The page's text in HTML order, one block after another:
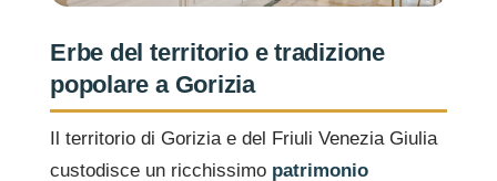
Erbe del territorio e tradizione
popolare a Gorizia
Il territorio di Gorizia e del Friuli Venezia Giulia
custodisce un ricchissimo patrimonio